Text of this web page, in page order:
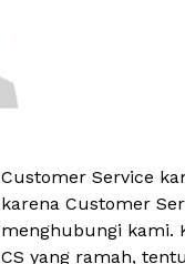
Customer Service
karena Customer
menghubungi kami.
CS yang ramah,